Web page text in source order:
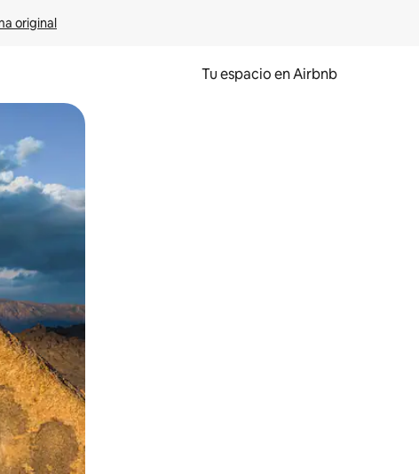
original
Tu espacio en Airbnb
bien tocando y deslizando la pantalla.